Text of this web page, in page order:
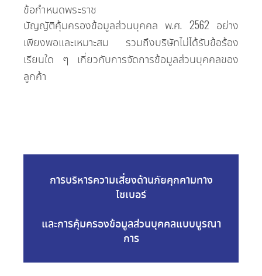
ข้อกำหนดพระราช
บัญญัติคุ้มครองข้อมูลส่วนบุคคล พ.ศ. 2562 อย่าง
เพียงพอและเหมาะสม รวมถึงบริษัทไม่ได้รับข้อร้อง
เรียนใด ๆ เกี่ยวกับการจัดการข้อมูลส่วนบุคคลของ
ลูกค้า
การบริหารความเสี่ยงด้านภัยคุกคามทาง
ไซเบอร์
และการคุ้มครองข้อมูลส่วนบุคคลแบบบูรณา
การ